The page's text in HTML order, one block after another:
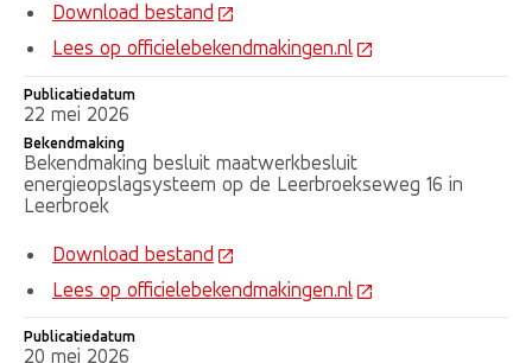
Download bestand
Lees op officielebekendmakingen.nl
Publicatiedatum
22 mei 2026
Bekendmaking
Bekendmaking besluit maatwerkbesluit
energieopslagsysteem op de Leerbroekseweg 16 in
Leerbroek
Download bestand
Lees op officielebekendmakingen.nl
Publicatiedatum
20 mei 2026